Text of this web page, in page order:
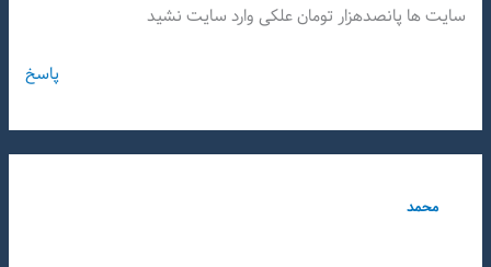
سایت ها پانصدهزار تومان علکی وارد سایت نشید
پاسخ
محمد